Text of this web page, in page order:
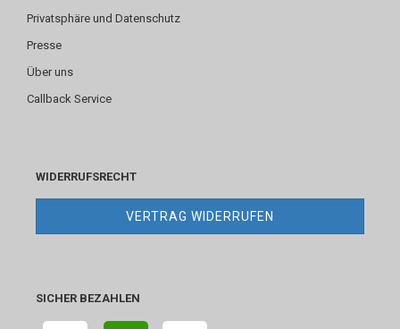
Privatsphäre und Datenschutz
Presse
Über uns
Callback Service
WIDERRUFSRECHT
VERTRAG WIDERRUFEN
SICHER BEZAHLEN